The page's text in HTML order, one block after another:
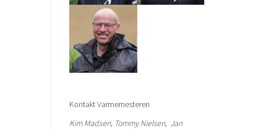
Kontakt Varmemesteren
Kim Madsen, Tommy Nielsen, Jan